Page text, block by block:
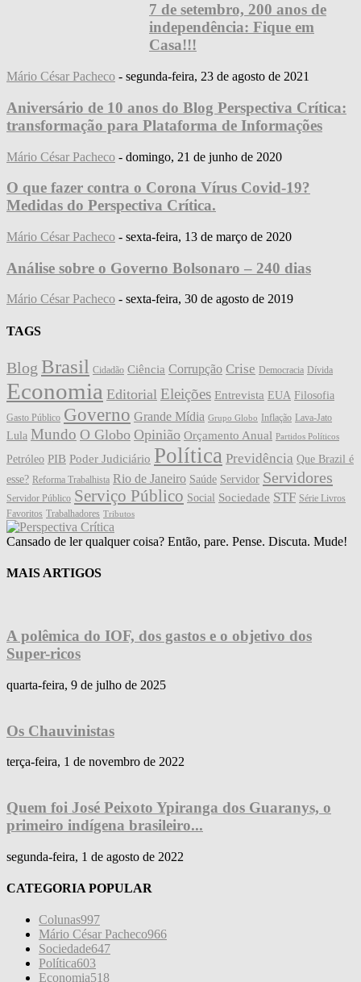
7 de setembro, 200 anos de
independência: Fique em
Casa!!!
Mário César Pacheco - segunda-feira, 23 de agosto de 2021
Aniversário de 10 anos do Blog Perspectiva Crítica:
transformação para Plataforma de Informações
Mário César Pacheco - domingo, 21 de junho de 2020
O que fazer contra o Corona Vírus Covid-19?
Medidas do Perspectiva Crítica.
Mário César Pacheco - sexta-feira, 13 de março de 2020
Análise sobre o Governo Bolsonaro – 240 dias
Mário César Pacheco - sexta-feira, 30 de agosto de 2019
TAGS
Blog Brasil Cidadão Ciência Corrupção Crise Democracia Dívida
Economia Editorial Eleições Entrevista EUA Filosofia
Gasto Público Governo Grande Mídia Grupo Globo Inflação Lava-Jato
Lula Mundo O Globo Opinião Orçamento Anual Partidos Políticos
Petróleo PIB Poder Judiciário Política Previdência Que Brazil é
esse? Reforma Trabalhista Rio de Janeiro Saúde Servidor Servidores
Servidor Público Serviço Público Social Sociedade STF Série Livros
Favoritos Trabalhadores Tributos
Cansado de ler qualquer coisa? Então, pare. Pense. Discuta. Mude!
MAIS ARTIGOS
A polêmica do IOF, dos gastos e o objetivo dos
Super-ricos
quarta-feira, 9 de julho de 2025
Os Chauvinistas
terça-feira, 1 de novembro de 2022
Quem foi José Peixoto Ypiranga dos Guaranys, o
primeiro indígena brasileiro...
segunda-feira, 1 de agosto de 2022
CATEGORIA POPULAR
Colunas997
Mário César Pacheco966
Sociedade647
Política603
Economia518